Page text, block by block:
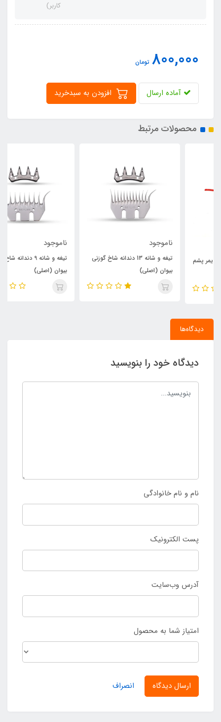
کاربر)
800,000 تومان
آماده ارسال
محصولات مرتبط
تیغه و شانه 13 دندانه شاخ گوزنی
بیوان (اصلی)
تیغه و شانه 9 دندانه شاخ گوزنی
بیوان (اصلی)
دیدگاه‌ها
دیدگاه خود را بنویسید
نام و نام خانوادگی
پست الکترونیک
آدرس وب‌سایت
امتیاز شما به محصول
ارسال دیدگاه انصراف